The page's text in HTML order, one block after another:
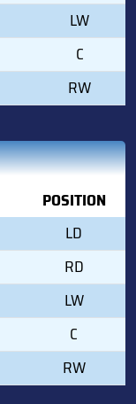
LW
C
RW
POSITION
LD
RD
LW
C
RW